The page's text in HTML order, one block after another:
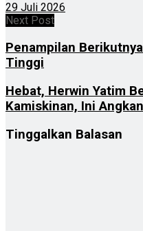
29 Juli 2026
Next Post
Penampilan
Tinggi
Hebat, Herwin Yatim
Kamiskinan, Ini
Tinggalkan Balasan